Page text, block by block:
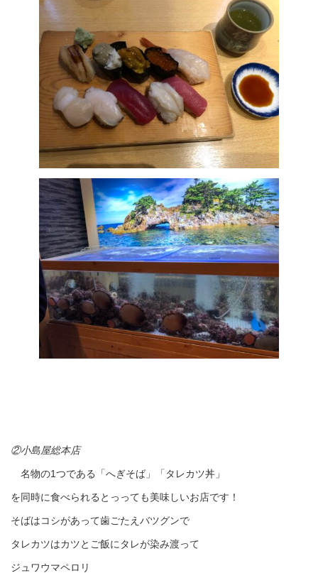
②小島屋総本店
名物の1つである「へぎそば」「タレカツ丼」
を同時に食べられるとっっても美味しいお店です！
そばはコシがあって歯ごたえバツグンで
タレカツはカツとご飯にタレが染み渡って
ジュワウマペロリ